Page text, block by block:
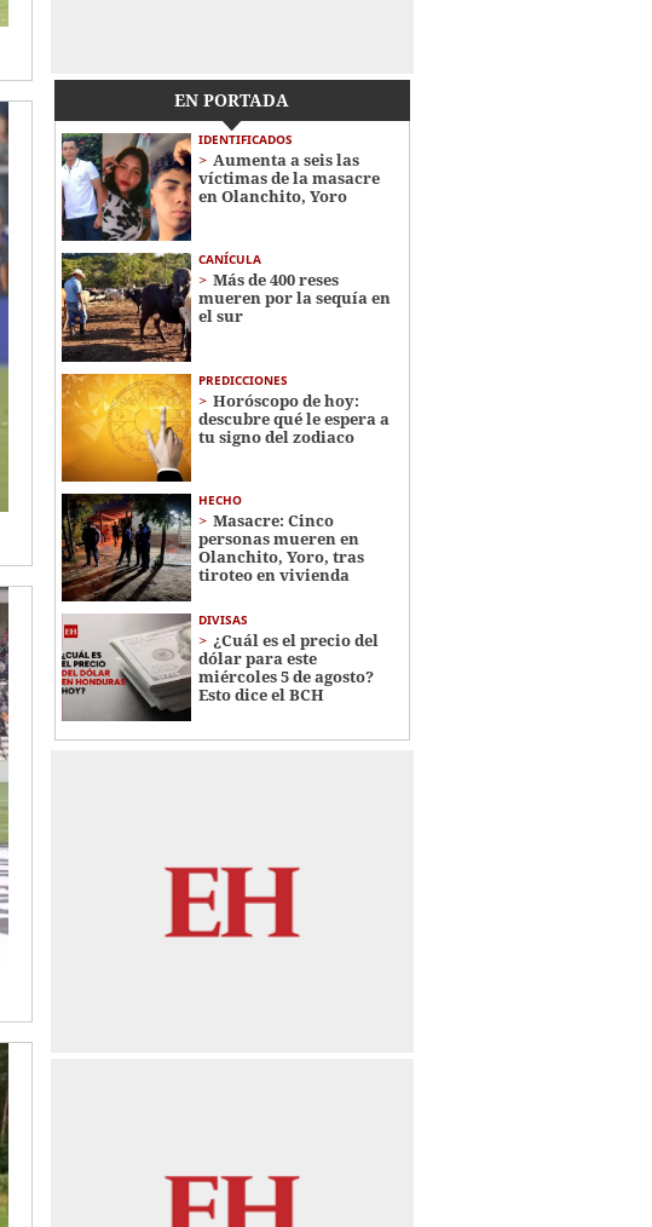
EN PORTADA
IDENTIFICADOS
Aumenta a seis las
víctimas de la masacre
en Olanchito, Yoro
CANÍCULA
Más de 400 reses
mueren por la sequía en
el sur
PREDICCIONES
Horóscopo de hoy:
descubre qué le espera a
tu signo del zodiaco
HECHO
Masacre: Cinco
personas mueren en
Olanchito, Yoro, tras
tiroteo en vivienda
DIVISAS
¿Cuál es el precio del
dólar para este
miércoles 5 de agosto?
Esto dice el BCH